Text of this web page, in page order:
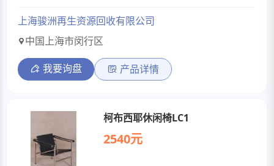
上海骏洲再生资源回收有限公司
中国上海市闵行区
我要询盘 产品详情
柯布西耶休闲椅LC1
2540元